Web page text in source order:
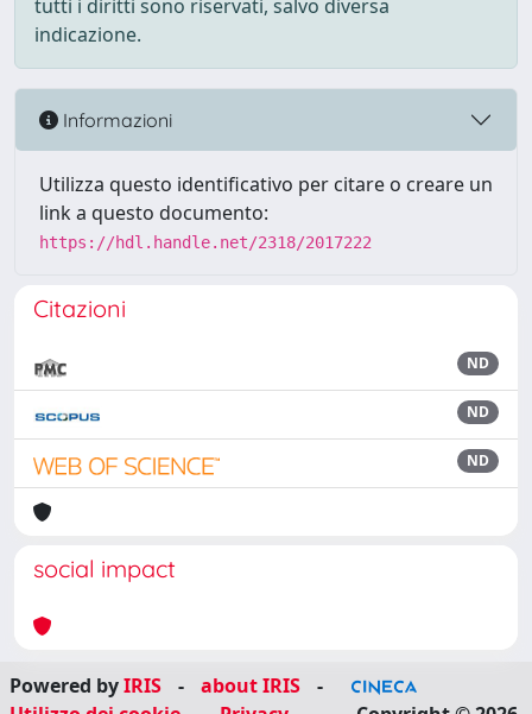
tutti i diritti sono riservati, salvo diversa
indicazione.
Informazioni
Utilizza questo identificativo per citare o creare un
link a questo documento:
https://hdl.handle.net/2318/2017222
Citazioni
ND
ND
ND
social impact
Powered byIRIS - about IRIS
-